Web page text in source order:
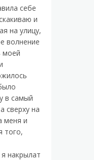
себе
и
на улицу,
волнение
моей
в самый
сверху на
меня и
того,
накрылат